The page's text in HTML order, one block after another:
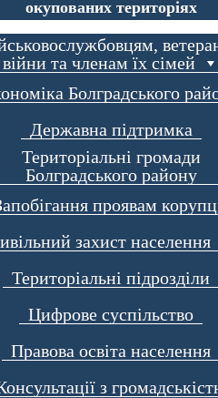
окупованих територіях
війни та членам їх сімей
Болградського
Державна підтримка
Територіальні громади
Болградського району
проявам
захист населення
Територіальні підрозділи
Цифрове суспільство
Правова освіта населення
з